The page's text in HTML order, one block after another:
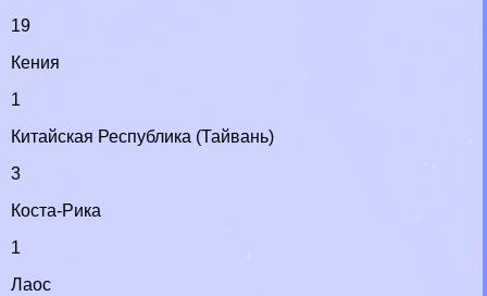
19
Кения
1
Китайская Республика (Тайвань)
3
Коста-Рика
1
Лаос